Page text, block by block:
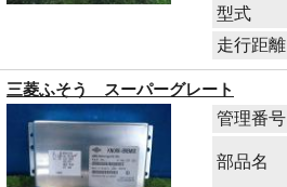
型式
走行距離
三菱ふそう スーパーグレート
管理番号
部品名